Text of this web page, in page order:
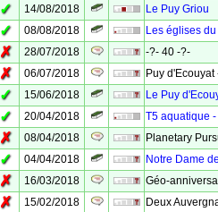
✓ 14/08/2018
Le Puy Griou
✓ 08/08/2018
Les églises
✗ 28/07/2018
-?- 40 -?-
✗ 06/07/2018
Puy
✓ 15/06/2018
Le Puy
✓ 20/04/2018
T5 aquatique
✗ 08/04/2018
Planetary
✓ 04/04/2018
Notre Dame
✗ 16/03/2018
Géo-
✗ 15/02/2018
Deux